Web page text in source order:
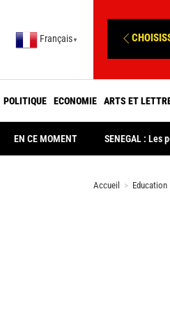
Français ▼
POLITIQUE ECONOMIE ARTS ET
EN CE MOMENT SENEGAL : Les
Accueil > Education